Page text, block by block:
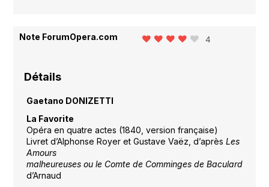
Note ForumOpera.com 4
Détails
Gaetano DONIZETTI
La Favorite
Opéra en quatre actes (1840, version française)
Livret d’Alphonse Royer et Gustave Vaëz, d’après Les
Amours
malheureuses ou le Comte de Comminges de Baculard
d’Arnaud